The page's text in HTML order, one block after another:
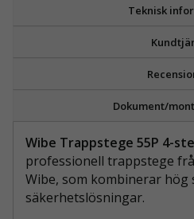
Teknisk
Dokument/
Wibe Trappstege 55P 4-
professionell trappstege
Wibe, som kombinerar hög
säkerhetslösningar.